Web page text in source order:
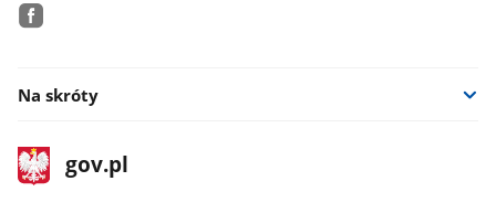
Na skróty
stopka
gov.plStrona
gov.pl